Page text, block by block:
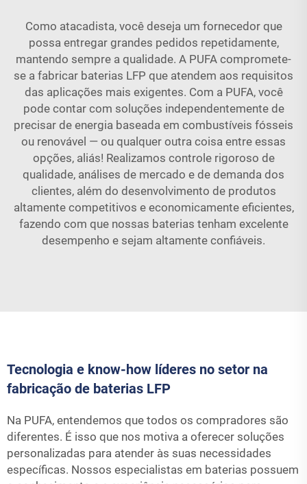
Como atacadista, você deseja um fornecedor que
possa entregar grandes pedidos repetidamente,
mantendo sempre a qualidade. A PUFA compromete-
se a fabricar baterias LFP que atendem aos requisitos
das aplicações mais exigentes. Com a PUFA, você
pode contar com soluções independentemente de
precisar de energia baseada em combustíveis fósseis
ou renovável — ou qualquer outra coisa entre essas
opções, aliás! Realizamos controle rigoroso de
qualidade, análises de mercado e de demanda dos
clientes, além do desenvolvimento de produtos
altamente competitivos e economicamente eficientes,
fazendo com que nossas baterias tenham excelente
desempenho e sejam altamente confiáveis.
Tecnologia e know-how líderes no setor na
fabricação de baterias LFP
Na PUFA, entendemos que todos os compradores são
diferentes. É isso que nos motiva a oferecer soluções
personalizadas para atender às suas necessidades
específicas. Nossos especialistas em baterias possuem